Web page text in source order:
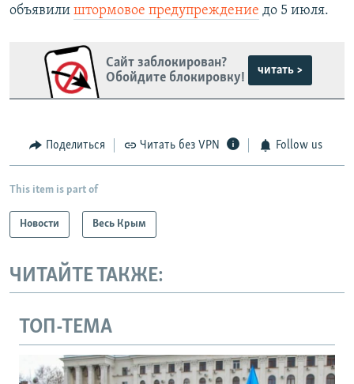
объявили штормовое предупреждение до 5 июля.
Сайт заблокирован?
Обойдите блокировку!
читать >
Поделиться Читать без VPN Follow us
This item is part of
Новости Весь Крым
ЧИТАЙТЕ ТАКЖЕ:
ТОП-ТЕМА